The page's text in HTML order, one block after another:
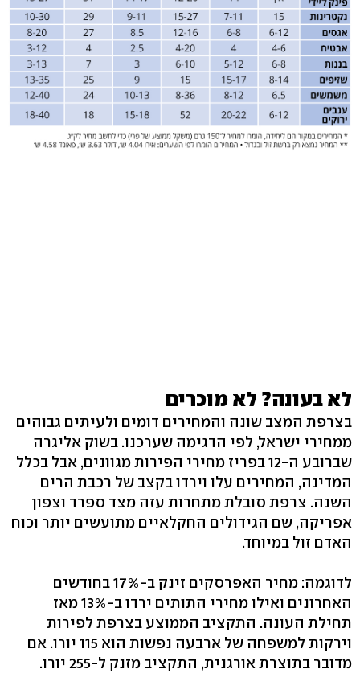
לא בעונה? לא מוכרים
בצרפת המצב שונה והמחירים דומים ולעיתים גבוהים
ממחירי ישראל, לפי הדגימה שערכנו. בשוק אליגרה
שברובע ה-12 בפריז מחירי הפירות מגוונים, אבל בכלל
המדינה, המחירים עלו וירדו בקצב של רכבת הרים
השנה. צרפת סובלת מתחרות עזה מצד ספרד וצפון
אפריקה, שם הגידולים החקלאיים מתועשים יותר וכוח
האדם זול במיוחד.
לדוגמה: מחיר האפרסקים זינק ב-17% בחודשים
האחרונים ואילו מחירי התותים ירדו ב-13% מאז
תחילת העונה. התקציב הממוצע בצרפת לפירות
וירקות למשפחה של ארבעה נפשות הוא 115 יורו. אם
מדובר בתוצרת אורגנית, התקציב מזנק ל-255 יורו.